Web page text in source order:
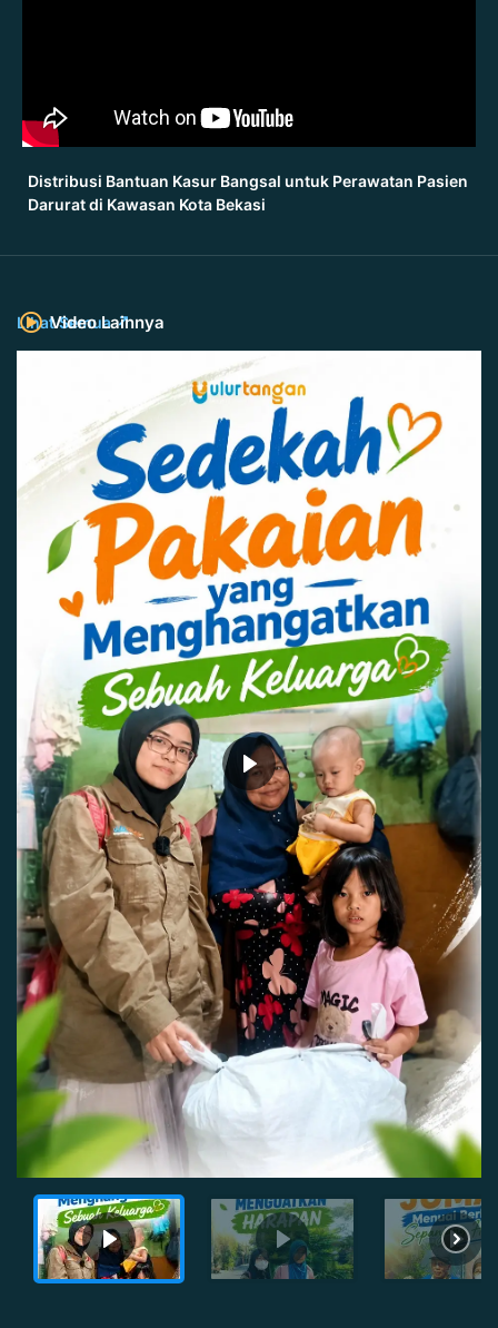
Distribusi Bantuan Kasur Bangsal untuk Perawatan Pasien
Darurat di Kawasan Kota Bekasi
Lihat Semua ↗️
Video Lainnya